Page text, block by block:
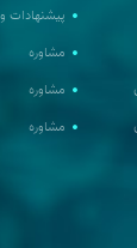
پیشنهادات
مشاوره
مشاوره
مشاوره